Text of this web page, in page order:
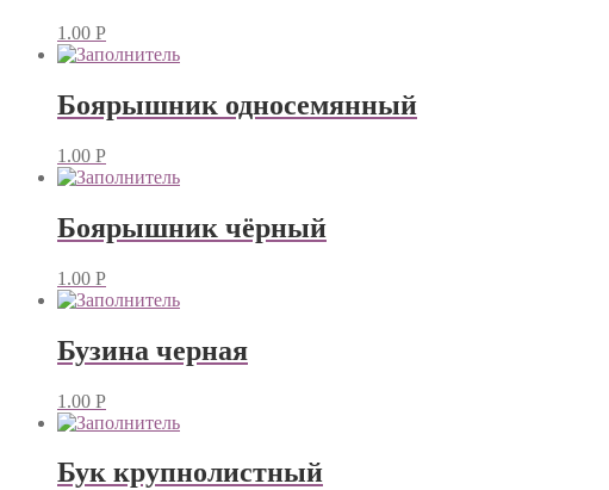
1.00 Р
Боярышник односемянный
1.00 Р
Боярышник чёрный
1.00 Р
Бузина черная
1.00 Р
Бук крупнолистный